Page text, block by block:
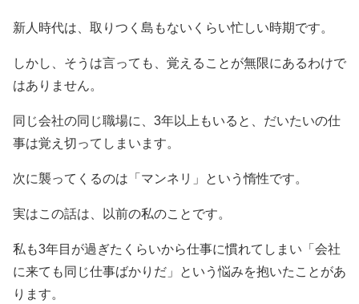
新人時代は、取りつく島もないくらい忙しい時期です。
しかし、そうは言っても、覚えることが無限にあるわけで
はありません。
同じ会社の同じ職場に、3年以上もいると、だいたいの仕
事は覚え切ってしまいます。
次に襲ってくるのは「マンネリ」という惰性です。
実はこの話は、以前の私のことです。
私も3年目が過ぎたくらいから仕事に慣れてしまい「会社
に来ても同じ仕事ばかりだ」という悩みを抱いたことがあ
ります。